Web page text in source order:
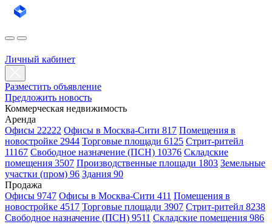
Личный кабинет
Разместить объявление
Предложить новость
Коммерческая недвижимость
Аренда
Офисы 22222 Офисы в Москва-Сити 817 Помещения в
новостройке 2944 Торговые площади 6125 Стрит-ритейл
11167 Свободное назначение (ПСН) 10376 Складские
помещения 3507 Производственные площади 1803 Земельные
участки (пром) 96 Здания 90
Продажа
Офисы 9747 Офисы в Москва-Сити 411 Помещения в
новостройке 4517 Торговые площади 3907 Стрит-ритейл 8238
Свободное назначение (ПСН) 9511 Складские помещения 986